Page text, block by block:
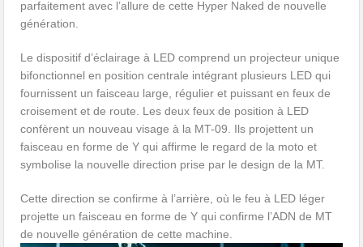
parfaitement avec l’allure de cette Hyper Naked de nouvelle
génération.
Le dispositif d’éclairage à LED comprend un projecteur unique
bifonctionnel en position centrale intégrant plusieurs LED qui
fournissent un faisceau large, régulier et puissant en feux de
croisement et de route. Les deux feux de position à LED
confèrent un nouveau visage à la MT-09. Ils projettent un
faisceau en forme de Y qui affirme le regard de la moto et
symbolise la nouvelle direction prise par le design de la MT.
Cette direction se confirme à l’arrière, où le feu à LED léger
projette un faisceau en forme de Y qui confirme l’ADN de MT
de nouvelle génération de cette machine.